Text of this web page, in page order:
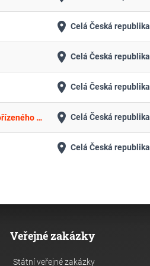
place Celá Česká republika
place Celá Česká republika
place Celá Česká republika
Znalecký posudek k posouzení nabídkové ceny pro veřejnou zakázku „Podpora služeb spojená s dopravou zboží pořízeného FMS 2025-2031 place Celá Česká republika
place Celá Česká republika
Veřejné zakázky
Státní veřejné zakázky